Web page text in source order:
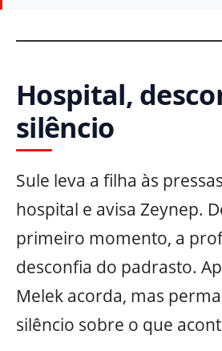
Hospital,
silêncio
Sule leva a filha às
hospital e avisa Zeynep.
primeiro momento, a
desconfia do padrasto.
Melek acorda, mas
silêncio sobre o que